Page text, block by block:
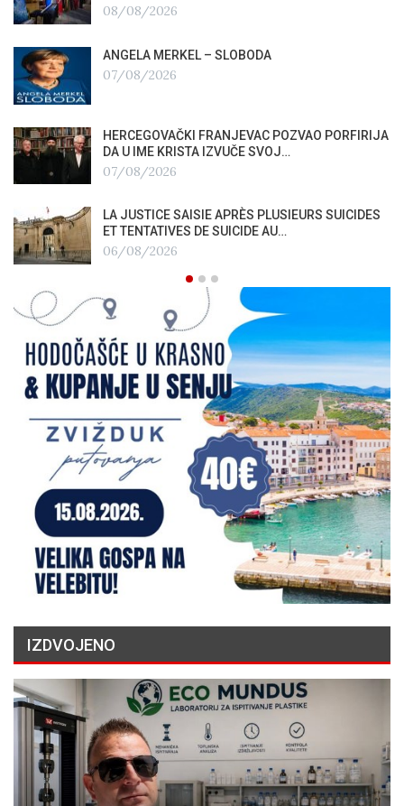
08/08/2026
ANGELA MERKEL – SLOBODA
07/08/2026
HERCEGOVAČKI FRANJEVAC POZVAO PORFIRIJA
DA U IME KRISTA IZVUČE SVOJ…
07/08/2026
LA JUSTICE SAISIE APRÈS PLUSIEURS SUICIDES
ET TENTATIVES DE SUICIDE AU…
06/08/2026
IZDVOJENO